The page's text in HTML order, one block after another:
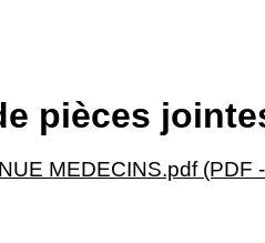
pièces
MEDECINS.pdf (PDF